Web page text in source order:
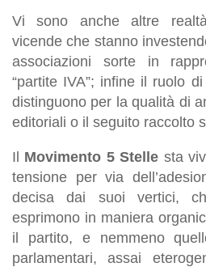
Vi sono anche altre
vicende che stanno
associazioni sorte in
“partite IVA”; infine il ruolo di
distinguono per la qualità di
editoriali o il seguito raccolto
Il Movimento 5 Stelle sta
tensione per via
decisa dai suoi vertici,
esprimono in maniera
il partito, e nemmeno
parlamentari, assai